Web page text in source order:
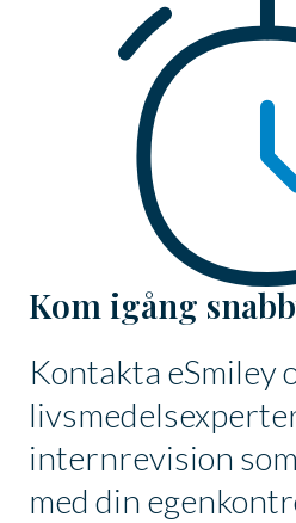
Kom igång
Kontakta eSmiley
internrevision
med din